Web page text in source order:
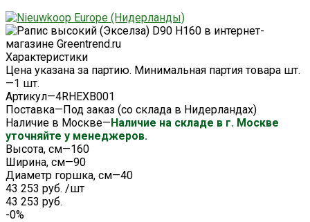
Характеристики
Цена указана за партию. Минимальная партия товара шт.
—1 шт.
Артикул—4RHEXB001
Поставка—Под заказ (со склада в Нидерландах)
Наличие в Москве—Наличие на складе в г. Москве
уточняйте у менеджеров.
Высота, см—160
Ширина, см—90
Диаметр горшка, см—40
43 253 руб. /шт
43 253 руб.
-0%